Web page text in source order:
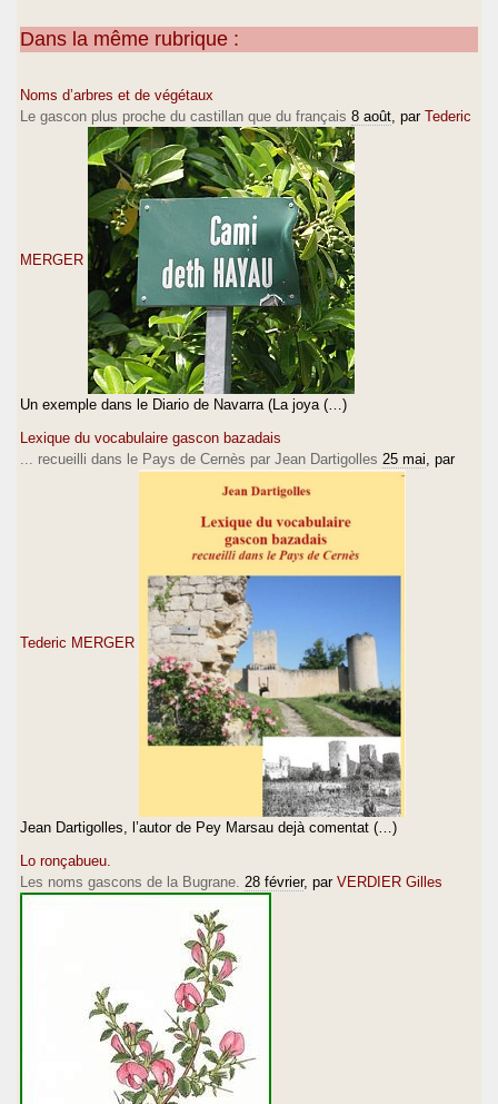
Dans la même rubrique :
Noms d’arbres et de végétaux
Le gascon plus proche du castillan que du français 8 août , par Tederic
MERGER
Un exemple dans le Diario de Navarra (La joya (…)
Lexique du vocabulaire gascon bazadais
... recueilli dans le Pays de Cernès par Jean Dartigolles 25 mai , par
Tederic MERGER
Jean Dartigolles, l’autor de Pey Marsau dejà comentat (…)
Lo ronçabueu.
Les noms gascons de la Bugrane. 28 février, par VERDIER Gilles